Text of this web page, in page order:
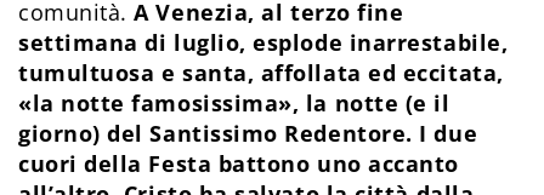
comunità.A Venezia, al terzo fine
settimana di luglio, esplode inarrestabile,
tumultuosa e santa, affollata ed eccitata,
«la notte famosissima», la notte (e il
giorno) del Santissimo Redentore. I due
cuori della Festa battono uno accanto